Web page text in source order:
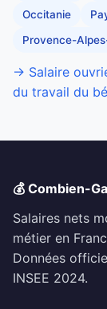
Occitanie
Provence-
→ Salaire
du travail du
💰 Combien-
Salaires nets
métier en
Données
INSEE 2024.